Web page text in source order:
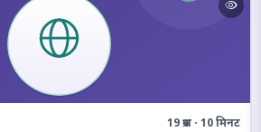
19 प्रश्न · 10 मिनट